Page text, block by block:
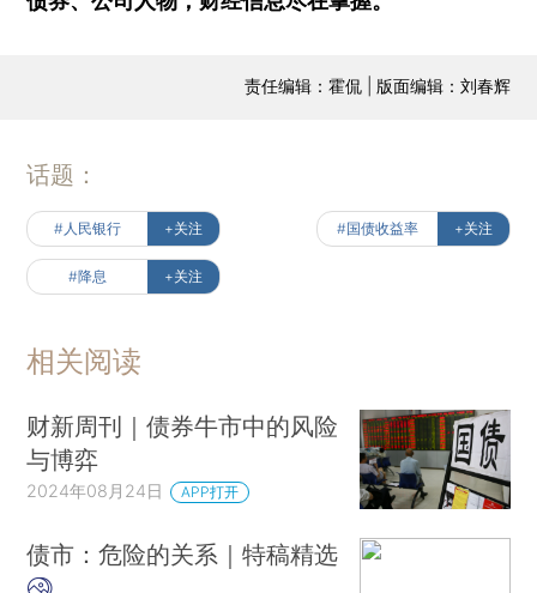
责任编辑：霍侃 | 版面编辑：刘春辉
话题：
#人民银行 +关注 #国债收益率 +关注
#降息 +关注
相关阅读
财新周刊｜债券牛市中的风险
与博弈
2024年08月24日 APP打开
债市：危险的关系｜特稿精选